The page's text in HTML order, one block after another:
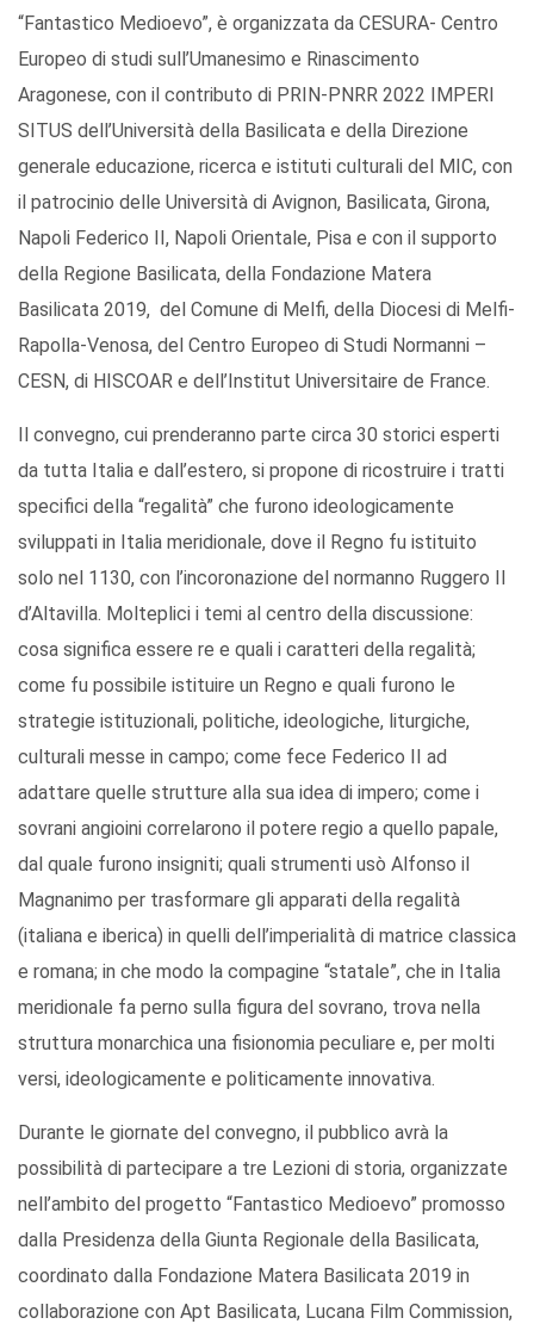
“Fantastico Medioevo”, è organizzata da CESURA- Centro
Europeo di studi sull’Umanesimo e Rinascimento
Aragonese, con il contributo di PRIN-PNRR 2022 IMPERI
SITUS dell’Università della Basilicata e della Direzione
generale educazione, ricerca e istituti culturali del MIC, con
il patrocinio delle Università di Avignon, Basilicata, Girona,
Napoli Federico II, Napoli Orientale, Pisa e con il supporto
della Regione Basilicata, della Fondazione Matera
Basilicata 2019, del Comune di Melfi, della Diocesi di Melfi-
Rapolla-Venosa, del Centro Europeo di Studi Normanni –
CESN, di HISCOAR e dell’Institut Universitaire de France.
Il convegno, cui prenderanno parte circa 30 storici esperti
da tutta Italia e dall’estero, si propone di ricostruire i tratti
specifici della “regalità” che furono ideologicamente
sviluppati in Italia meridionale, dove il Regno fu istituito
solo nel 1130, con l’incoronazione del normanno Ruggero II
d’Altavilla. Molteplici i temi al centro della discussione:
cosa significa essere re e quali i caratteri della regalità;
come fu possibile istituire un Regno e quali furono le
strategie istituzionali, politiche, ideologiche, liturgiche,
culturali messe in campo; come fece Federico II ad
adattare quelle strutture alla sua idea di impero; come i
sovrani angioini correlarono il potere regio a quello papale,
dal quale furono insigniti; quali strumenti usò Alfonso il
Magnanimo per trasformare gli apparati della regalità
(italiana e iberica) in quelli dell’imperialità di matrice classica
e romana; in che modo la compagine “statale”, che in Italia
meridionale fa perno sulla figura del sovrano, trova nella
struttura monarchica una fisionomia peculiare e, per molti
versi, ideologicamente e politicamente innovativa.
Durante le giornate del convegno, il pubblico avrà la
possibilità di partecipare a tre Lezioni di storia, organizzate
nell’ambito del progetto “Fantastico Medioevo” promosso
dalla Presidenza della Giunta Regionale della Basilicata,
coordinato dalla Fondazione Matera Basilicata 2019 in
collaborazione con Apt Basilicata, Lucana Film Commission,